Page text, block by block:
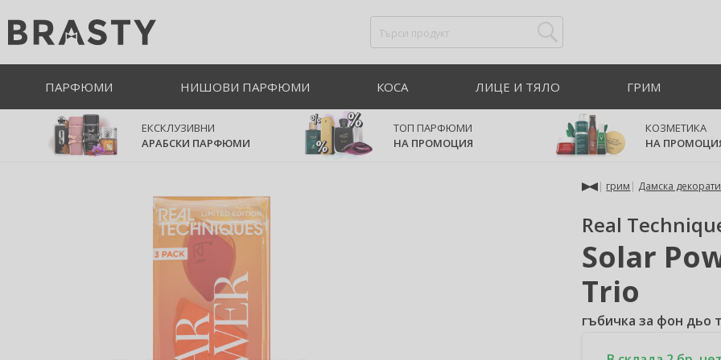
ПАРФЮМИ НИШОВИ ПАРФЮМИ КОСА ЛИЦЕ И ТЯЛО ГРИМ
ЕКСКЛУЗИВНИ
АРАБСКИ ПАРФЮМИ
ТОП ПАРФЮМИ
НА ПРОМОЦИЯ
КОЗМЕТИКА
НА
грим Дамска
Real
Solar
Trio
гъбичка за фон дьо